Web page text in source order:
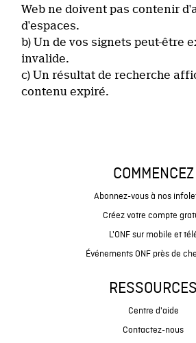
Web ne doivent pas contenir
d'espaces.
b) Un de vos signets peut-être
invalide.
c) Un résultat de recherche
contenu expiré.
COMMENCEZ
Abonnez-vous à nos
Créez votre compte
L'ONF sur mobile et
Événements ONF près de
RESSOURCES
Centre d'aide
Contactez-nous